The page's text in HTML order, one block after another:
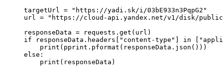
targetUrl = "https://yadi.sk/i/03bE933n3PqpG2"
url = "https://cloud-api.yandex.net/v1/disk/
responseData = requests.get(url)
if responseData.headers["content-type"] in
    print(pprint.pformat(responseData.json()))
else:
    print(responseData)